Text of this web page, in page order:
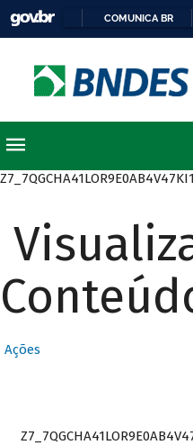
COMUNICA BR
Ações